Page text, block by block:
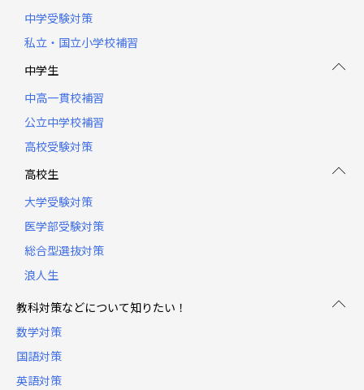
中学受験対策
私立・国立小学校補習
中学生
中高一貫校補習
公立中学校補習
高校受験対策
高校生
大学受験対策
医学部受験対策
総合型選抜対策
浪人生
教科対策などについて知りたい！
数学対策
国語対策
英語対策